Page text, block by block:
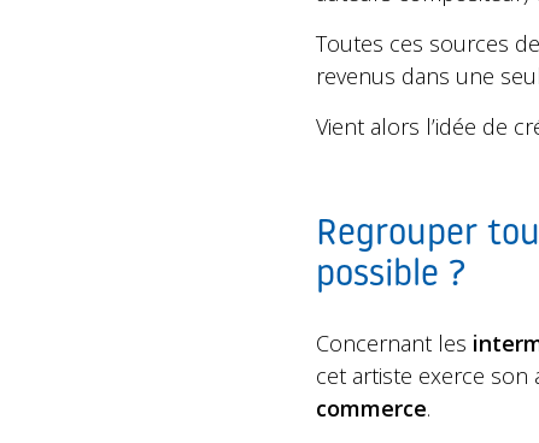
Toutes ces sources
revenus dans une
Vient alors l’idée de
Regrouper
possible ?
Concernant les
cet artiste exerce son
commerce.